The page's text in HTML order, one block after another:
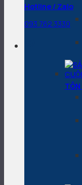
Hotline / Zalo
093 762 3330